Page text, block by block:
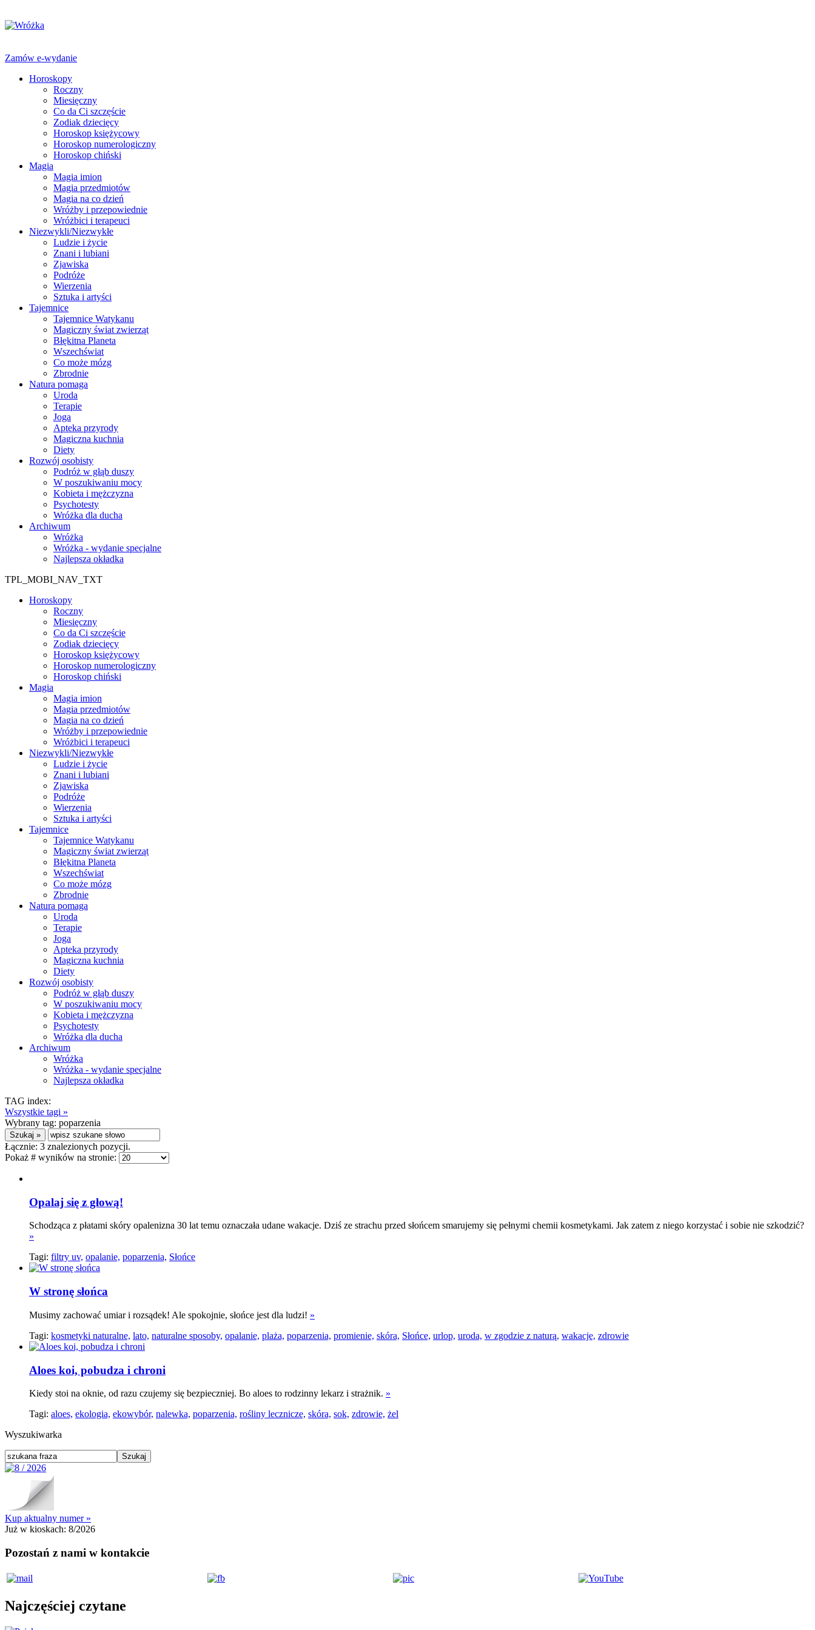
Zamów e-wydanie
Horoskopy
Roczny
Miesięczny
Co da Ci szczęście
Zodiak dziecięcy
Horoskop księżycowy
Horoskop numerologiczny
Horoskop chiński
Magia
Magia imion
Magia przedmiotów
Magia na co dzień
Wróżby i przepowiednie
Wróżbici i terapeuci
Niezwykli/Niezwykłe
Ludzie i życie
Znani i lubiani
Zjawiska
Podróże
Wierzenia
Sztuka i artyści
Tajemnice
Tajemnice Watykanu
Magiczny świat zwierząt
Błękitna Planeta
Wszechświat
Co może mózg
Zbrodnie
Natura pomaga
Uroda
Terapie
Joga
Apteka przyrody
Magiczna kuchnia
Diety
Rozwój osobisty
Podróż w głąb duszy
W poszukiwaniu mocy
Kobieta i mężczyzna
Psychotesty
Wróżka dla ducha
Archiwum
Wróżka
Wróżka - wydanie specjalne
Najlepsza okładka
TPL_MOBI_NAV_TXT
Horoskopy
Roczny
Miesięczny
Co da Ci szczęście
Zodiak dziecięcy
Horoskop księżycowy
Horoskop numerologiczny
Horoskop chiński
Magia
Magia imion
Magia przedmiotów
Magia na co dzień
Wróżby i przepowiednie
Wróżbici i terapeuci
Niezwykli/Niezwykłe
Ludzie i życie
Znani i lubiani
Zjawiska
Podróże
Wierzenia
Sztuka i artyści
Tajemnice
Tajemnice Watykanu
Magiczny świat zwierząt
Błękitna Planeta
Wszechświat
Co może mózg
Zbrodnie
Natura pomaga
Uroda
Terapie
Joga
Apteka przyrody
Magiczna kuchnia
Diety
Rozwój osobisty
Podróż w głąb duszy
W poszukiwaniu mocy
Kobieta i mężczyzna
Psychotesty
Wróżka dla ducha
Archiwum
Wróżka
Wróżka - wydanie specjalne
Najlepsza okładka
TAG index:
Wszystkie tagi »
Wybrany tag: poparzenia
Łącznie: 3 znalezionych pozycji.
Pokaż # wyników na stronie:
Opalaj się z głową!
Schodząca z płatami skóry opalenizna 30 lat temu oznaczała udane wakacje. Dziś ze strachu przed słońcem smarujemy się pełnymi chemii kosmetykami. Jak zatem z niego korzystać i sobie nie szkodzić?
»
Tagi: filtry uv, opalanie, poparzenia, Słońce
W stronę słońca
Musimy zachować umiar i rozsądek! Ale spokojnie, słońce jest dla ludzi! »
Tagi: kosmetyki naturalne, lato, naturalne sposoby, opalanie, plaża, poparzenia, promienie, skóra, Słońce, urlop, uroda, w zgodzie z naturą, wakacje, zdrowie
Aloes koi, pobudza i chroni
Kiedy stoi na oknie, od razu czujemy się bezpieczniej. Bo aloes to rodzinny lekarz i strażnik. »
Tagi: aloes, ekologia, ekowybór, nalewka, poparzenia, rośliny lecznicze, skóra, sok, zdrowie, żel
Wyszukiwarka
Kup aktualny numer »
Już w kioskach: 8/2026
Pozostań z nami w kontakcie
Najczęściej czytane